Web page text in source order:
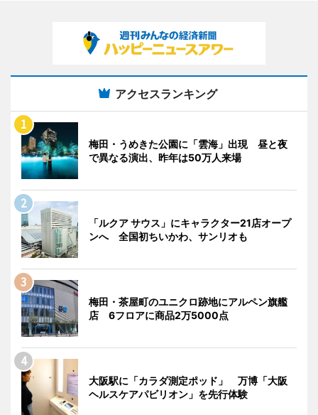
アクセスランキング
梅田・うめきた公園に「雲海」出現 昼と夜
で異なる演出、昨年は50万人来場
「ルクア サウス」にキャラクター21店オープ
ンへ 全国初ちいかわ、サンリオも
梅田・茶屋町のユニクロ跡地にアルペン旗艦
店 6フロアに商品2万5000点
大阪駅に「カラダ測定ポッド」 万博「大阪
ヘルスケアパビリオン」を先行体験